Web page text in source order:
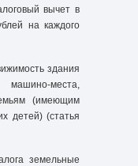
вычет в
на каждого
здания
места,
(имеющим
детей) (статья
земельные